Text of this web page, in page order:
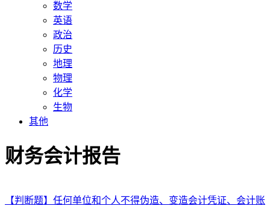
数学
英语
政治
历史
地理
物理
化学
生物
其他
财务会计报告
【判断题】任何单位和个人不得伪造、变造会计凭证、会计账